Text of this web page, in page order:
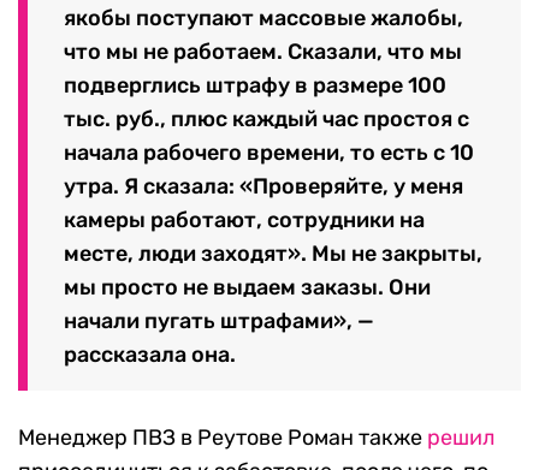
якобы поступают массовые жалобы,
что мы не работаем. Сказали, что мы
подверглись штрафу в размере 100
тыс. руб., плюс каждый час простоя с
начала рабочего времени, то есть с 10
утра. Я сказала: «Проверяйте, у меня
камеры работают, сотрудники на
месте, люди заходят». Мы не закрыты,
мы просто не выдаем заказы. Они
начали пугать штрафами», —
рассказала она.
Менеджер ПВЗ в Реутове Роман также решил